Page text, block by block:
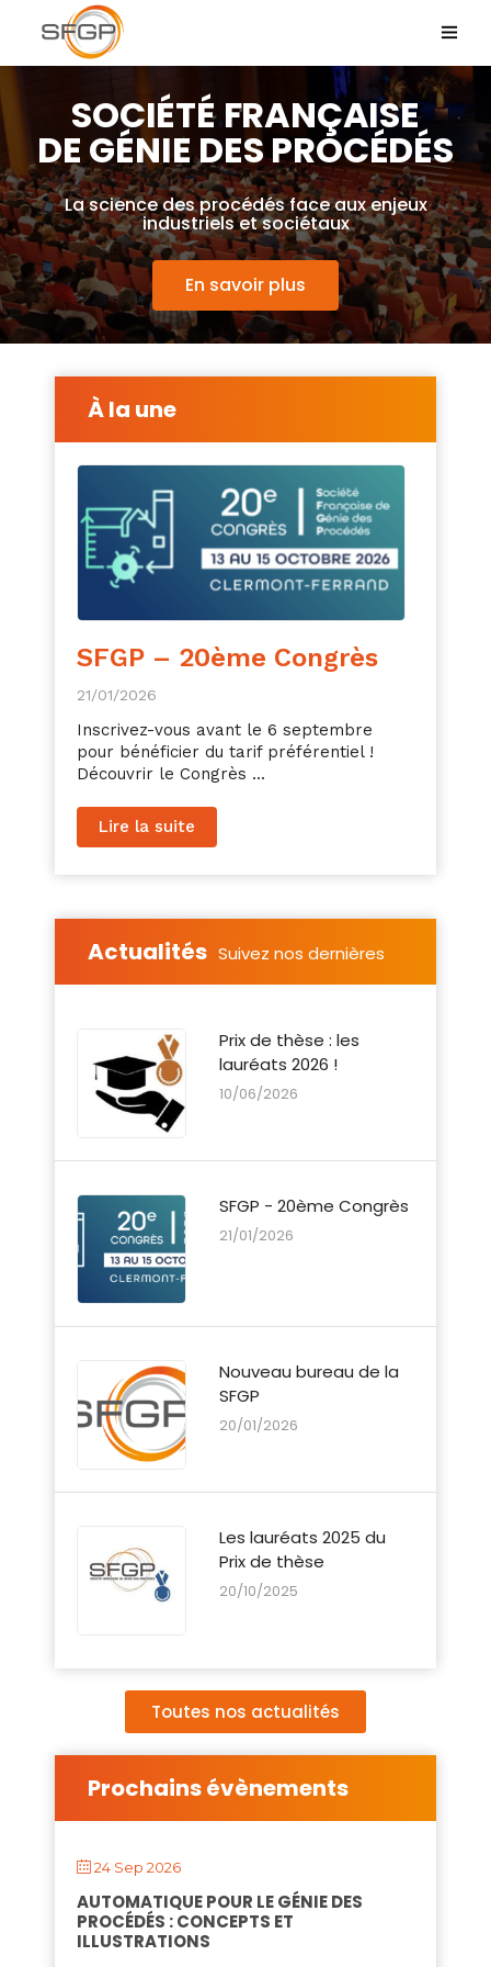
SOCIÉTÉ FRANÇAISE
DE GÉNIE DES PROCÉDÉS
La science des procédés face aux enjeux
industriels et sociétaux
En savoir plus
À la une
SFGP – 20ème Congrès
21/01/2026
Inscrivez-vous avant le 6 septembre
pour bénéficier du tarif préférentiel !
Découvrir le Congrès ...
Lire la suite
Actualités Suivez nos dernières
Prix de thèse : les
lauréats 2026 !
10/06/2026
SFGP - 20ème Congrès
21/01/2026
Nouveau bureau de la
SFGP
20/01/2026
Les lauréats 2025 du
Prix de thèse
20/10/2025
Toutes nos actualités
Prochains évènements
24 Sep 2026
AUTOMATIQUE POUR LE GÉNIE DES
PROCÉDÉS : CONCEPTS ET
ILLUSTRATIONS